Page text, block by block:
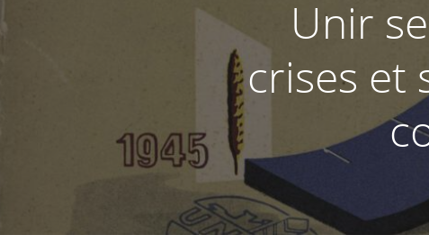
Unir
crises et